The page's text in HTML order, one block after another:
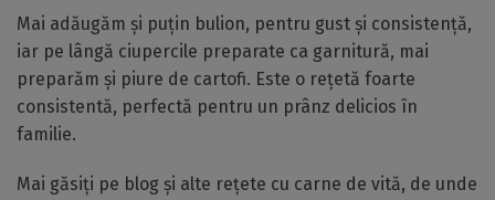
Mai adăugăm și puțin bulion, pentru gust și consistență,
iar pe lângă ciupercile preparate ca garnitură, mai
preparăm și piure de cartofi. Este o rețetă foarte
consistentă, perfectă pentru un prânz delicios în
familie.
Mai găsiți pe blog și alte rețete cu carne de vită, de unde